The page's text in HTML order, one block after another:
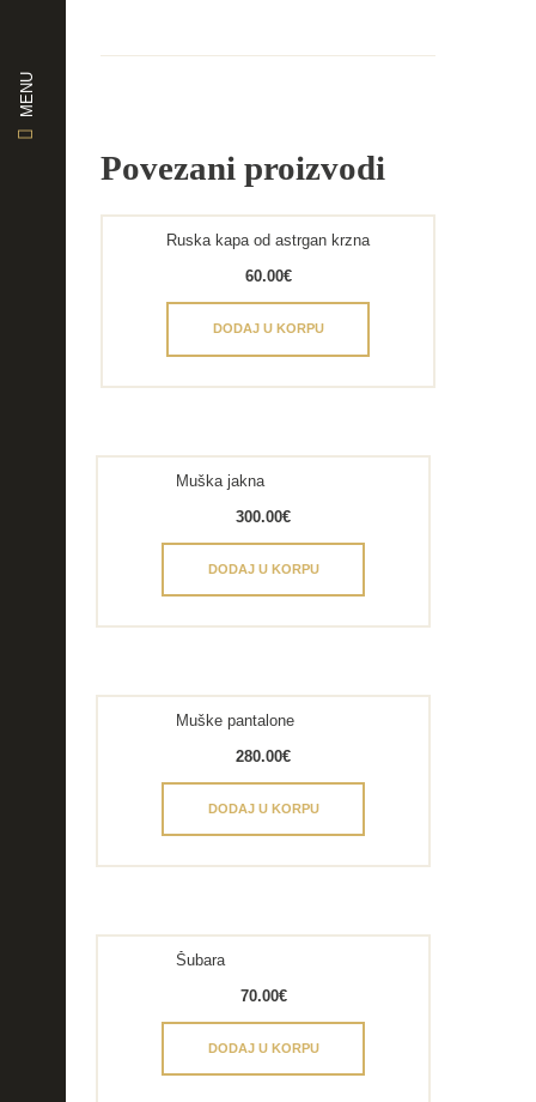
MENU
Povezani proizvodi
Ruska kapa od astrgan krzna
60.00€
DODAJ U KORPU
Muška jakna
300.00€
DODAJ U KORPU
Muške pantalone
280.00€
DODAJ U KORPU
Šubara
70.00€
DODAJ U KORPU